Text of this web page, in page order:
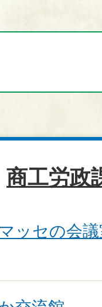
商工労政
ッセの会